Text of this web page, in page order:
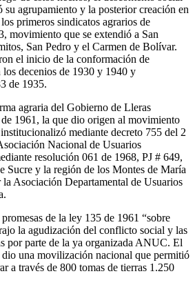
su agrupamiento y la posterior creación en
primeros sindicatos agrarios de
movimiento que se extendió a San
San Pedro y el Carmen de Bolívar.
el inicio de la conformación de
los decenios de 1930 y 1940 y
de 1935.
agraria del Gobierno de Lleras
1961, la que dio origen al movimiento
mediante decreto 755 del 2
Nacional de Usuarios
resolución 061 de 1968, PJ # 649,
Sucre y la región de los Montes de María
Asociación Departamental de Usuarios
de la ley 135 de 1961 “sobre
la agudización del conflicto social y las
por parte de la ya organizada ANUC. El
dio una movilización nacional que permitió
a través de 800 tomas de tierras 1.250